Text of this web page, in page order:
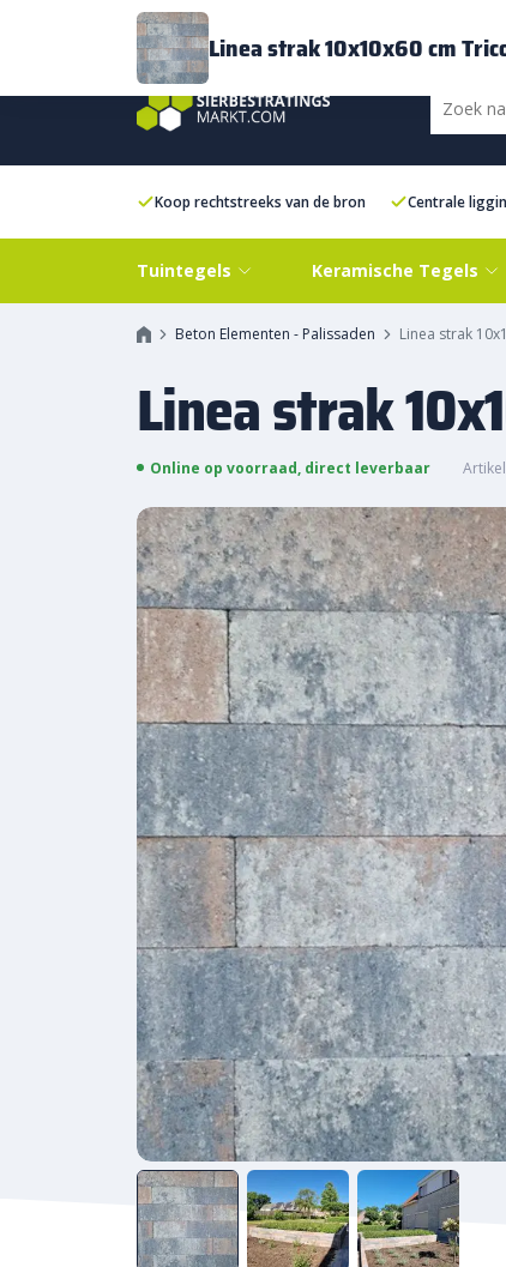
BezorgingFAQ
Koop rechtstreeks van de bron Centrale
Tuintegels Keramische Tegels
Beton Elementen - Palissaden Linea strak
Linea strak
Online op voorraad, direct leverbaar
Linea strak 10x10x60 cm